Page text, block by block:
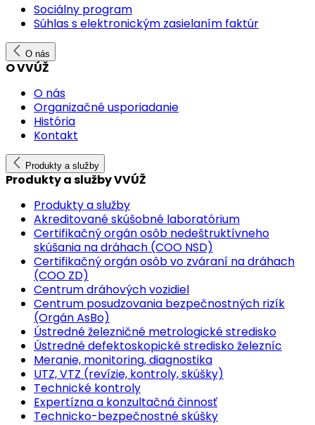
Sociálny program
Súhlas s elektronickým zasielaním faktúr
O nás
O VVÚŽ
O nás
Organizačné usporiadanie
História
Kontakt
Produkty a služby
Produkty a služby VVÚŽ
Produkty a služby
Akreditované skúšobné laboratórium
Certifikačný orgán osôb nedeštruktívneho
skúšania na dráhach (COO NSD)
Certifikačný orgán osôb vo zváraní na dráhach
(COO ZD)
Centrum dráhových vozidiel
Centrum posudzovania bezpečnostných rizík
(Orgán AsBo)
Ústredné železničné metrologické stredisko
Ústredné defektoskopické stredisko železníc
Meranie, monitoring, diagnostika
UTZ, VTZ (revízie, kontroly, skúšky)
Technické kontroly
Expertízna a konzultačná činnosť
Technicko-bezpečnostné skúšky